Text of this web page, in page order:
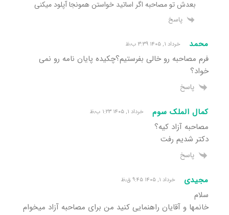
بعدش تو مصاحبه اگر اساتید خواستن همونجا آپلود میکنی
پاسخ
محمد خرداد ۱, ۱۴۰۵ ۳:۳۹ ب٫ظ
فرم مصاحبه رو خالی بفرستیم؟چکیده پایان نامه رو‌ نمی
خواد؟
پاسخ
کمال الملک سوم خرداد ۱, ۱۴۰۵ ۱:۲۳ ب٫ظ
مصاحبه آزاد کیه؟
دکتر شدیم رفت
پاسخ
مجیدی خرداد ۱, ۱۴۰۵ ۹:۴۵ ق٫ظ
سلام
خانمها و آقایان راهنمایی کنید من برای مصاحبه آزاد میخوام